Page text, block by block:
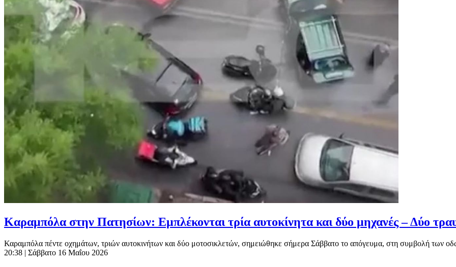
Καραμπόλα στην Πατησίων: Εμπλέκονται τρία αυτοκίνητα και δύο μηχανές – Δύο
Καραμπόλα πέντε οχημάτων, τριών αυτοκινήτων και δύο μοτοσικλετών, σημειώθηκε σήμερα Σάββατο το απόγευμα, στη συμβολή των
20:38 | Σάββατο 16 Μαΐου 2026